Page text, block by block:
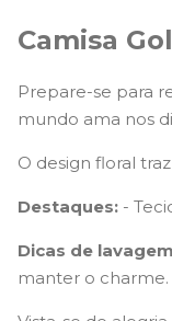
Camisa
Prepare-se para
mundo ama nos
O design floral
Destaques: -
Dicas de
manter o charme.